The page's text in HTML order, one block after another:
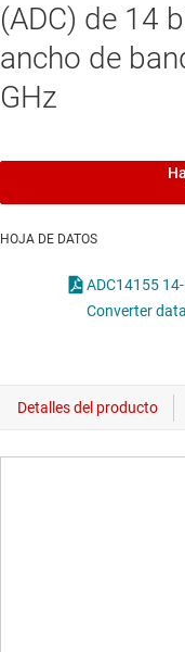
(ADC) de 14
ancho de
GHz
HOJA DE DATOS
ADC14155
Converter